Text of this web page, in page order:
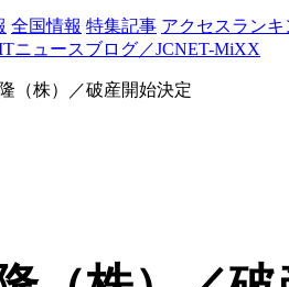
全国情報 特集記事 アクセスランキ
ニュースブログ／JCNET-MiXX
（株）／破産開始決定